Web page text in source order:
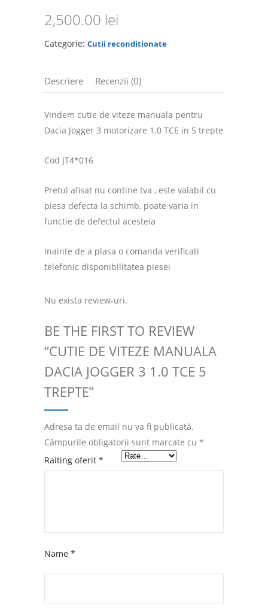
2,500.00 lei
Categorie: Cutii reconditionate
Descriere Recenzii (0)
Vindem cutie de viteze manuala pentru
Dacia Jogger 3 motorizare 1.0 TCE in 5 trepte
Cod JT4*016
Pretul afisat nu contine tva , este valabil cu
piesa defecta la schimb, poate varia in
functie de defectul acesteia
Inainte de a plasa o comanda verificati
telefonic disponibilitatea piesei
Nu exista review-uri.
BE THE FIRST TO REVIEW
“CUTIE DE VITEZE MANUALA
DACIA JOGGER 3 1.0 TCE 5
TREPTE”
Adresa ta de email nu va fi publicată.
Câmpurile obligatorii sunt marcate cu *
Raiting oferit *
Name *